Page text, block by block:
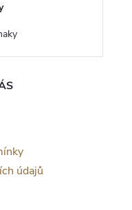
údajů
strom života Argo -
na zeď, OŘECH